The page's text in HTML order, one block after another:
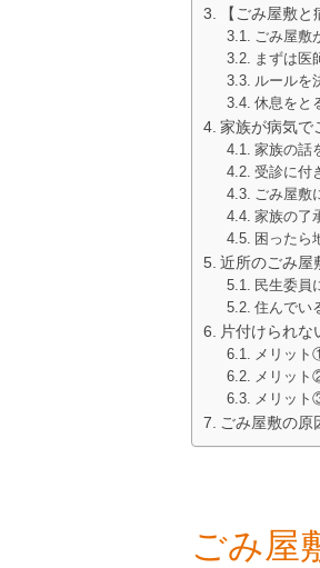
【ごみ屋敷
ごみ屋敷
まずは医
ルールを
休息をと
家族が病気で
家族の話
受診に付
ごみ屋敷
家族の了
困ったら
近所のごみ屋
民生委員
住んでい
片付けられな
メリット
メリット
メリット
ごみ屋敷の原
ごみ屋